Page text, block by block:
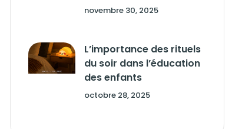
novembre 30, 2025
L’importance des rituels
du soir dans l’éducation
des enfants
octobre 28, 2025